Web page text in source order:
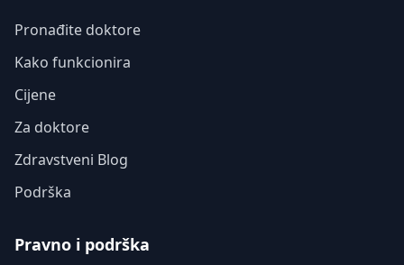
Pronađite doktore
Kako funkcionira
Cijene
Za doktore
Zdravstveni Blog
Podrška
Pravno i podrška